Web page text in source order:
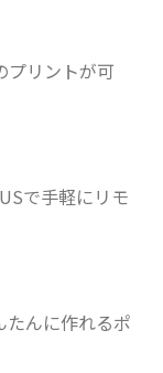
プリントが可
で手軽にリモ
たんに作れるポ